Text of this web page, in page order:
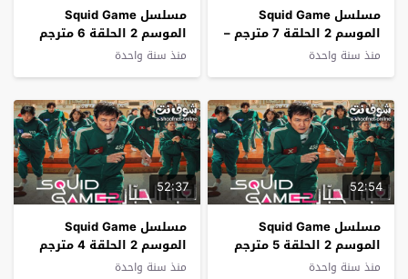
مسلسل Squid Game
الموسم 2 الحلقة 7 مترجم –
الاخيرة
منذ سنة واحدة
مسلسل Squid Game
الموسم 2 الحلقة 6 مترجم
منذ سنة واحدة
52:54
مسلسل Squid Game
الموسم 2 الحلقة 5 مترجم
منذ سنة واحدة
52:37
مسلسل Squid Game
الموسم 2 الحلقة 4 مترجم
منذ سنة واحدة